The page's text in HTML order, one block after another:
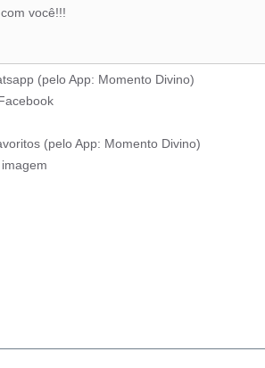
você!!!
(pelo App: Momento Divino)
(pelo App: Momento Divino)